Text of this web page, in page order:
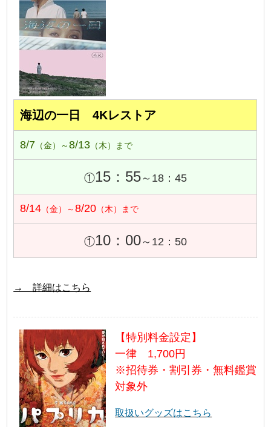
海辺の一日 4Kレストア
8/7 （金）～8/13 （木）まで
①15：55～18：45
8/14 （金）～8/20 （木）まで
①10：00～12：50
→ 詳細はこちら
【特別料金設定】
一律 1,700円
※招待券・割引券・無料鑑賞
対象外
取扱いグッズはこちら